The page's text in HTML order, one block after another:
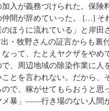
入が義務づけられた。保険
間が辞めていった。 […] そ
ほうに流れている」と岸田
・牧野さんの証言からも裏
って、たとえヤクザをや
、周辺地域の除染作業に
とを言われない。だから、
ので、稼がせてもらおうと
メ暴」――行き場のない人間